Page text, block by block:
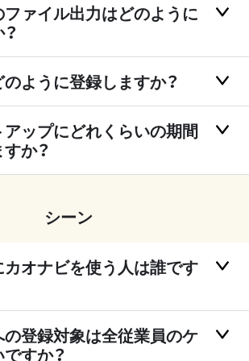
ファイル出力はどのように
ように登録しますか？
ップにどれくらいの期間
か？
シーン
オナビを使う人は誰です
の登録対象は全従業員のケ
すか？